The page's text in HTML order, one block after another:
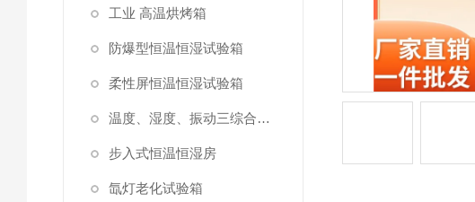
工业 高温烘烤箱
防爆型恒温恒湿试验箱
柔性屏恒温恒湿试验箱
温度、湿度、振动三综合试验箱
步入式恒温恒湿房
氙灯老化试验箱